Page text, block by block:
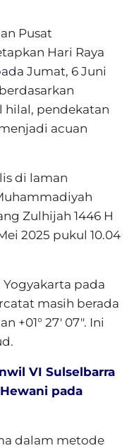
Pusat
Hari Raya
Jumat, 6 Juni
hilal, pendekatan
acuan
di laman
Zulhijah 1446 H
2025 pukul 10.04
pada
masih berada
27′ 07″. Ini
VI Sulselbarra
pada
dalam metode